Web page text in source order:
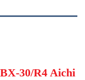
30/R4 Aichi